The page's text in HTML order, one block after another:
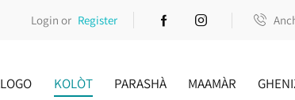
Login or Register
KOLÒT PARASHÀ MAAMÀR